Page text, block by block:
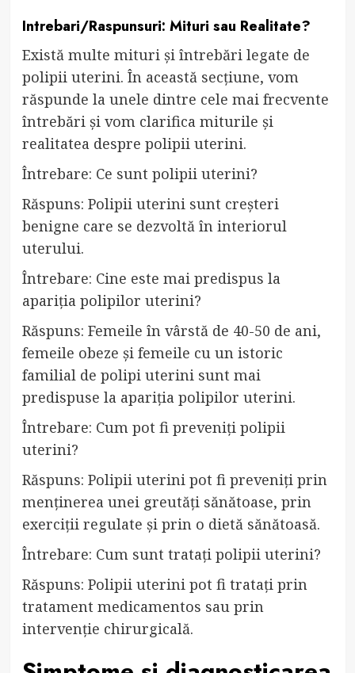
Intrebari/Raspunsuri: Mituri sau Realitate?
Există multe mituri și întrebări legate de
polipii uterini. În această secțiune, vom
răspunde la unele dintre cele mai frecvente
întrebări și vom clarifica miturile și
realitatea despre polipii uterini.
Întrebare: Ce sunt polipii uterini?
Răspuns: Polipii uterini sunt creșteri
benigne care se dezvoltă în interiorul
uterului.
Întrebare: Cine este mai predispus la
apariția polipilor uterini?
Răspuns: Femeile în vârstă de 40-50 de ani,
femeile obeze și femeile cu un istoric
familial de polipi uterini sunt mai
predispuse la apariția polipilor uterini.
Întrebare: Cum pot fi preveniți polipii
uterini?
Răspuns: Polipii uterini pot fi preveniți prin
menținerea unei greutăți sănătoase, prin
exerciții regulate și prin o dietă sănătoasă.
Întrebare: Cum sunt tratați polipii uterini?
Răspuns: Polipii uterini pot fi tratați prin
tratament medicamentos sau prin
intervenție chirurgicală.